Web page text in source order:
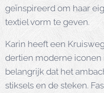
geïnspireerd om haar
textiel vorm te geven.
Karin heeft een
dertien moderne iconen
belangrijk dat het
stiksels en de steken.